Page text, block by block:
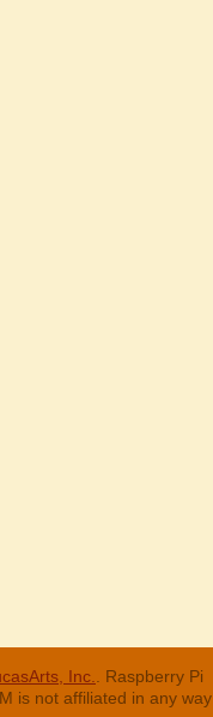
Inc.
. Raspberry Pi
is not affiliated in any way